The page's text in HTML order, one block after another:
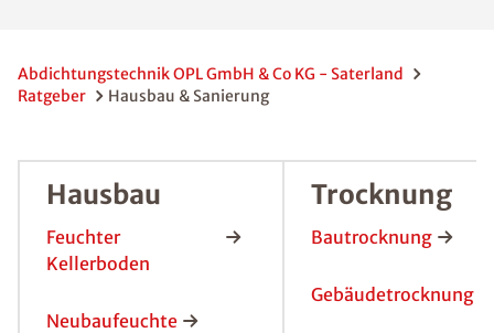
Abdichtungstechnik OPL GmbH & Co KG - Saterland
Ratgeber
Hausbau & Sanierung
Hausbau
Feuchter
Kellerboden
Neubaufeuchte
Trocknung
Bautrocknung
Gebäudetrocknung